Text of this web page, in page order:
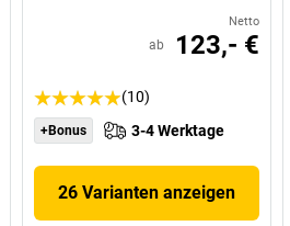
Netto
ab 123,- €
(10)
+Bonus 3-4 Werktage
26 Varianten anzeigen